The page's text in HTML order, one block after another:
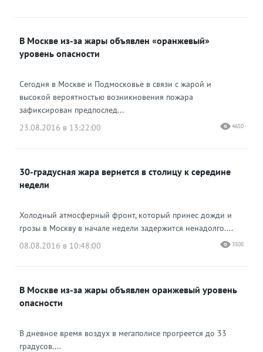
В Москве из-за жары объявлен «оранжевый»
уровень опасности
Сегодня в Москве и Подмосковье в связи с жарой и
высокой вероятностью возникновения пожара
зафиксирован предпослед...
23.08.2016 в 13:22:00
4650
30-градусная жара вернется в столицу к середине
недели
Холодный атмосферный фронт, который принес дожди и
грозы в Москву в начале недели задержится ненадолго....
08.08.2016 в 10:48:00
3508
В Москве из-за жары объявлен оранжевый уровень
опасности
В дневное время воздух в мегаполисе прогреется до 33
градусов....